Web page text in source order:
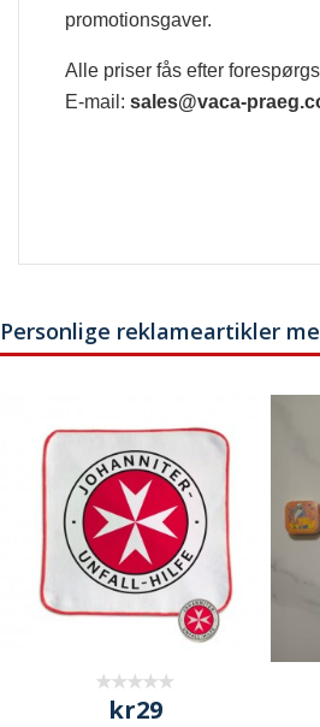
promotionsgaver.
Alle priser fås efter
E-mail:sales@vaca-
Personlige reklameartikler
kr29